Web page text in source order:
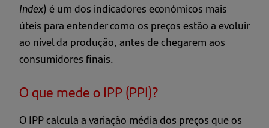
Index) é um dos indicadores económicos mais
úteis para entender como os preços estão a evoluir
ao nível da produção, antes de chegarem aos
consumidores finais.
O que mede o IPP (PPI)?
O IPP calcula a variação média dos preços que os